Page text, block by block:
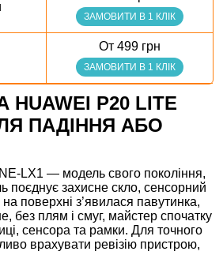
ЗАМОВИТИ В 1 КЛІК
От 499 грн
ЗАМОВИТИ В 1 КЛІК
P20 LITE
ПАДІННЯ АБО
LX1 — модель свого покоління,
поєднує захисне скло, сенсорний
поверхні з’явилася павутинка,
без плям і смуг, майстер спочатку
сенсора та рамки. Для точного
врахувати ревізію пристрою,